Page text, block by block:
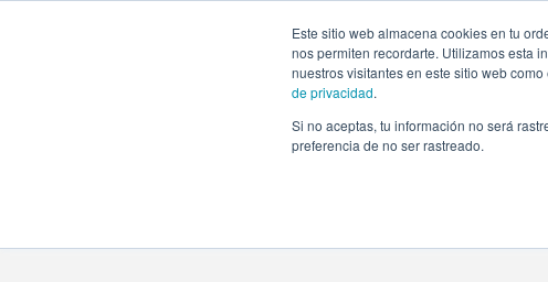
Este sitio web almacena cookies en tu
nos permiten recordarte. Utilizamos esta
nuestros visitantes en este sitio web
de privacidad.
Si no aceptas, tu información no será
preferencia de no ser rastreado.
Nuestros eventos»Un Baby Shower de cine